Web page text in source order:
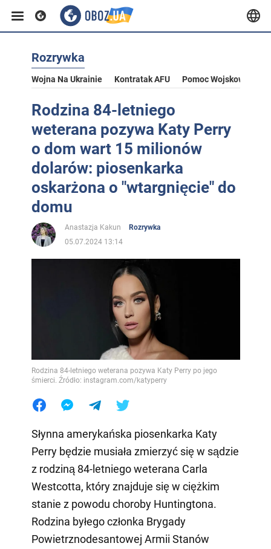
Rozrywka
Wojna Na Ukrainie Kontratak AFU Pomoc Wojskowa Dla
Rodzina 84-letniego
weterana pozywa Katy Perry
o dom wart 15 milionów
dolarów: piosenkarka
oskarżona o "wtargnięcie" do
domu
Anastazja Kakun
Rozrywka
05.07.2024 13:14
Rodzina 84-letniego weterana pozywa Katy Perry po jego
śmierci. Źródło: instagram.com/katyperry
Słynna amerykańska piosenkarka Katy
Perry będzie musiała zmierzyć się w sądzie
z rodziną 84-letniego weterana Carla
Westcotta, który znajduje się w ciężkim
stanie z powodu choroby Huntingtona.
Rodzina byłego członka Brygady
Powietrznodesantowej Armii Stanów